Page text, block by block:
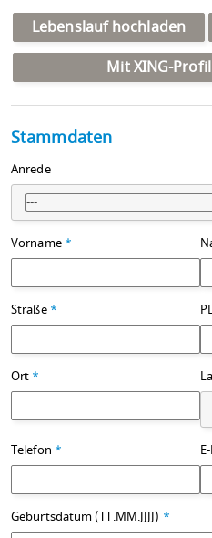
Lebenslauf hochladen
Mit XING-
Stammdaten
Anrede
---
Vorname *
Straße *
Ort *
Telefon *
Geburtsdatum (TT.MM.JJJJ) *